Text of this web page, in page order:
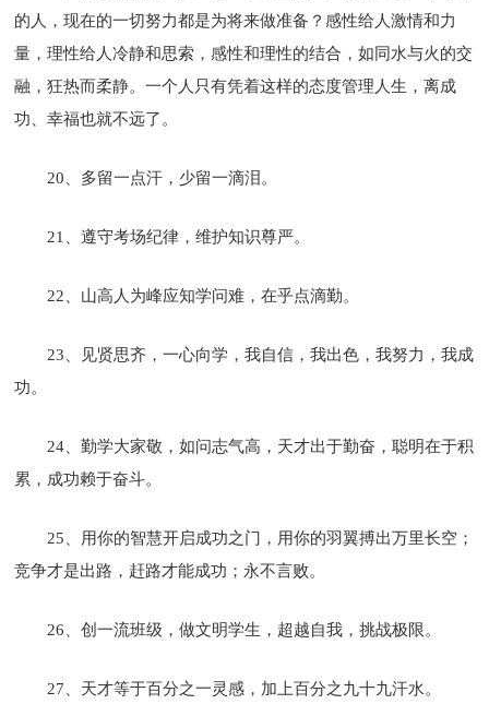
的人，现在的一切努力都是为将来做准备？感性给人激情和力
量，理性给人冷静和思索，感性和理性的结合，如同水与火的交
融，狂热而柔静。一个人只有凭着这样的态度管理人生，离成
功、幸福也就不远了。
20、多留一点汗，少留一滴泪。
21、遵守考场纪律，维护知识尊严。
22、山高人为峰应知学问难，在乎点滴勤。
23、见贤思齐，一心向学，我自信，我出色，我努力，我成
功。
24、勤学大家敬，如问志气高，天才出于勤奋，聪明在于积
累，成功赖于奋斗。
25、用你的智慧开启成功之门，用你的羽翼搏出万里长空；
竞争才是出路，赶路才能成功；永不言败。
26、创一流班级，做文明学生，超越自我，挑战极限。
27、天才等于百分之一灵感，加上百分之九十九汗水。